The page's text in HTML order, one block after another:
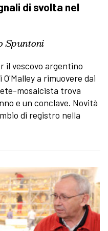
di svolta nel
Spuntoni
il vescovo argentino
a rimuovere dai
mosaicista trova
e un conclave. Novità
di registro nella